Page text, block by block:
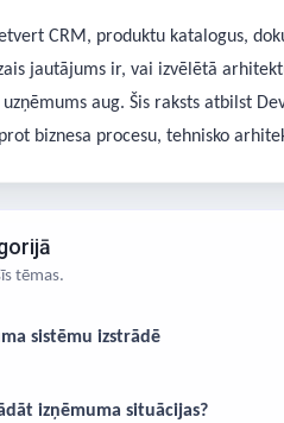
CRM, produktu katalogus,
jautājums ir, vai izvēlētā
aug. Šis raksts atbilst
biznesa procesu, tehnisko
tēmas.
sistēmu izstrādē
izņēmuma situācijas?